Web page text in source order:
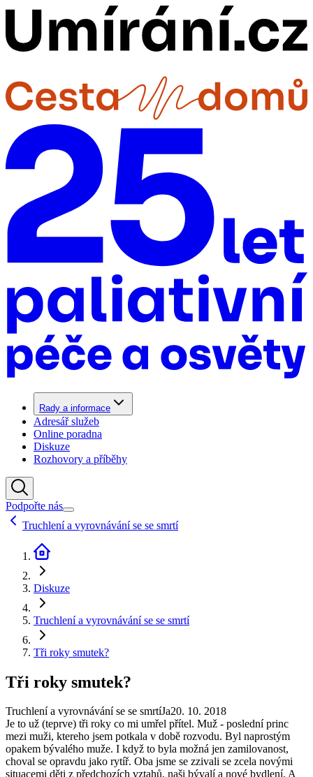
Rady a informace
Adresář služeb
Online poradna
Diskuze
Rozhovory a příběhy
Podpořte nás
Truchlení a vyrovnávání se se smrtí
Diskuze
Truchlení a vyrovnávání se se smrtí
Tři roky smutek?
Tři roky smutek?
Truchlení a vyrovnávání se se smrtíJa20. 10. 2018
Je to už (teprve) tři roky co mi umřel přítel. Muž - poslední princ
mezi muži, ktereho jsem potkala v době rozvodu. Byl naprostým
opakem bývalého muže. I když to byla možná jen zamilovanost,
choval se opravdu jako rytíř. Oba jsme se zzivali se zcela novými
situacemi děti z předchozích vztahů, naši bývalí a nové bydlení. A